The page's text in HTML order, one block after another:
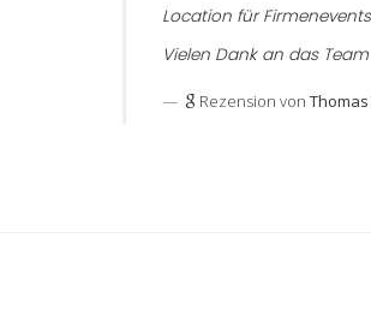
Location für
Vielen Dank an das
Rezension von Thomas